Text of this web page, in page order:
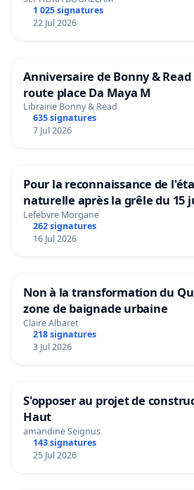
1 025 signatures
22 Jul 2026
Anniversaire de Bonny &
route place Da Maya M
Librairie Bonny & Read
635 signatures
7 Jul 2026
Pour la reconnaissance de
naturelle après la grêle du 15
Aubenas et ses alentours
Lefebvre Morgane
262 signatures
16 Jul 2026
Non à la transformation du
zone de baignade urbaine
Claire Albaret
218 signatures
3 Jul 2026
S'opposer au projet de
Haut
amandine Seignus
143 signatures
25 Jul 2026